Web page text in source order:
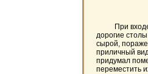
При входе в
дорогие
сырой,
приличный
придумал
переместить